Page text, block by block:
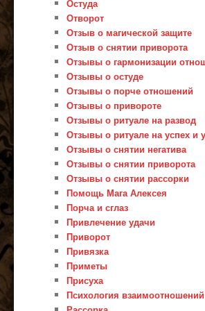
Остуда
Отворот
Отзыв о магической защите
Отзыв о снятии приворота
Отзывы о гармонизации
Отзывы о остуде
Отзывы о порче отношений
Отзывы о привороте
Отзывы о ритуале на развод
Отзывы о ритуале на успех и
Отзывы о снятии негатива
Отзывы о снятии приворота
Отзывы о снятии рассорки
Помощь Мага Алексея
Порча и сглаз
Привлечение удачи
Приворот
Привязка
Приметы
Присуха
Психология взаимоотношений